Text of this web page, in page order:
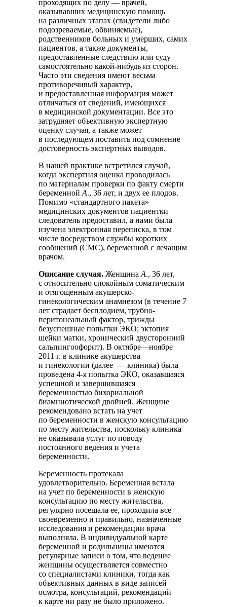
проходящих по делу — врачей,
оказывавших медицинскую помощь
на различных этапах (свидетели либо
подозреваемые, обвиняемые),
родственников больных и умерших, самих
пациентов, а также документы,
предоставленные следствию или суду
самостоятельно какой-нибудь из сторон.
Часто эти сведения имеют весьма
противоречивый характер,
и предоставленная информация может
отличаться от сведений, имеющихся
в медицинской документации. Все это
затрудняет объективную экспертную
оценку случая, а также может
в последующем поставить под сомнение
достоверность экспертных выводов.
В нашей практике встретился случай,
когда экспертная оценка проводилась
по материалам проверки по факту смерти
беременнойА., 36 лет, и двух ее плодов.
Помимо «стандартного пакета»
медицинских документов пациентки
следователь предоставил, а нами была
изучена электронная переписка, в том
числе посредством службы коротких
сообщений (СМС), беременной с лечащим
врачом.
Описание случая. ЖенщинаА., 36 лет,
с относительно спокойным соматическим
и отягощенным акушерско-
гинекологическим анамнезом (в течение 7
лет страдает бесплодием, трубно-
перитонеальный фактор, трижды
безуспешные попытки ЭКО; эктопия
шейки матки, хронический двусторонний
сальпингоофорит). В октябре—ноябре
2011 г. в клинике акушерства
и гинекологии (далее — клиника) была
проведена 4-я попытка ЭКО, оказавшаяся
успешной и завершившаяся
беременностью бихориальной
биамниотической двойней. Женщине
рекомендовано встать на учет
по беременности в женскую консультацию
по месту жительства, поскольку клиника
не оказывала услуг по поводу
постоянного ведения и учета
беременности.
Беременность протекала
удовлетворительно. Беременная встала
на учет по беременности в женскую
консультацию по месту жительства,
регулярно посещала ее, проходила все
своевременно и правильно, назначенные
исследования и рекомендации врача
выполняла. В индивидуальной карте
беременной и родильницы имеются
регулярные записи о том, что ведение
женщины осуществляется совместно
со специалистами клиники, тогда как
объективных данных в виде записей
осмотра, консультаций, рекомендаций
к карте ни разу не было приложено.